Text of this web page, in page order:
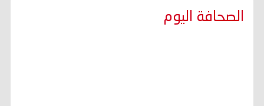
الصحافة اليوم